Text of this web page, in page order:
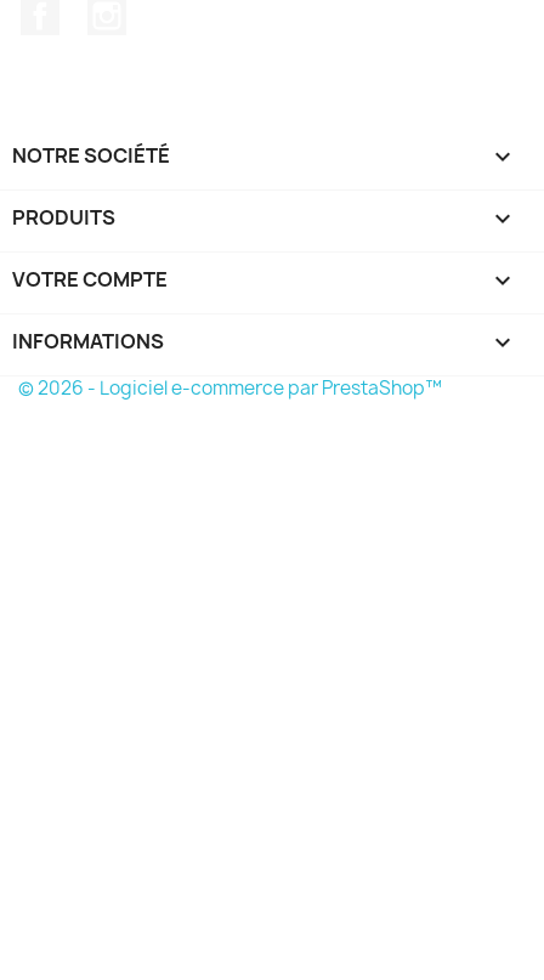
NOTRE SOCIÉTÉ 
PRODUITS 
VOTRE COMPTE 
INFORMATIONS keyboard_arrow_down
© 2026 - Logiciel e-commerce par PrestaShop™